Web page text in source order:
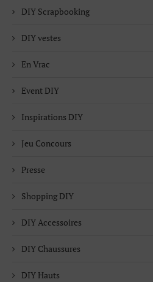
DIY Scrapbooking
DIY vestes
En Vrac
Event DIY
Inspirations DIY
Jeu Concours
Presse
Shopping DIY
DIY Accessoires
DIY Chaussures
DIY Hauts